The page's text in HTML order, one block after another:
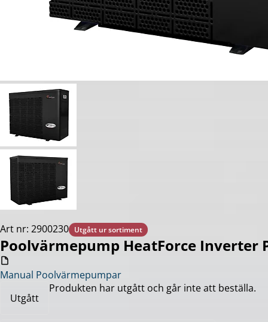
Art nr: 2900230 Utgått ur sortiment
Poolvärmepump HeatForce Inverter
Manual Poolvärmepumpar
Utgått
Produkten har utgått och går inte att beställa.